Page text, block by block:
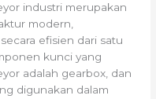
industri merupakan
modern,
efisien dari satu
kunci yang
adalah gearbox, dan
digunakan dalam